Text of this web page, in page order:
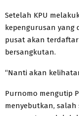
Setelah KPU
kepengurusan yang
pusat akan
bersangkutan.
“Nanti akan
Purnomo mengutip
menyebutkan,